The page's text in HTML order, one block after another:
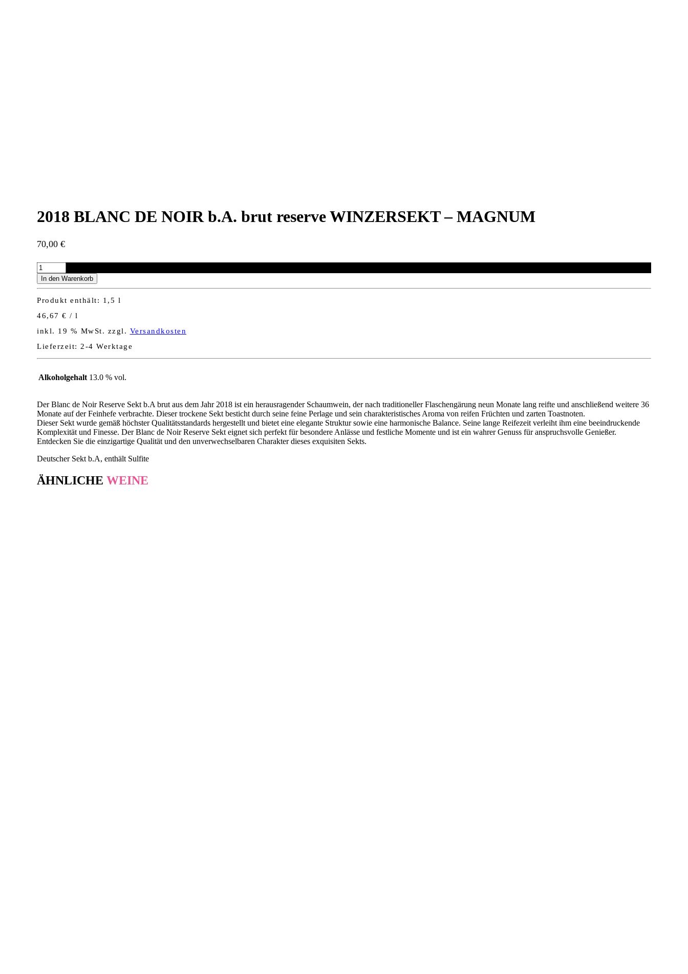
2018 BLANC DE NOIR b.A. brut reserve WINZERSEKT – MAGNUM
70,00 €
2018
BLANC
DE
b.A.
brut
reserve
WINZERSEKT
MAGNUM
Menge
In den Warenkorb
Produkt enthält: 1,5 l
46,67 € / l
inkl. 19 % MwSt. zzgl. Versandkosten
Lieferzeit: 2-4 Werktage
Alkoholgehalt 13.0 % vol.
Der Blanc de Noir Reserve Sekt b.A brut aus dem Jahr 2018 ist ein herausragender Schaumwein, der nach traditioneller Flaschengärung neun Monate lang reifte und anschließend weitere 36
Monate auf der Feinhefe verbrachte. Dieser trockene Sekt besticht durch seine feine Perlage und sein charakteristisches Aroma von reifen Früchten und zarten Toastnoten.
Dieser Sekt wurde gemäß höchster Qualitätsstandards hergestellt und bietet eine elegante Struktur sowie eine harmonische Balance. Seine lange Reifezeit verleiht ihm eine beeindruckende
Komplexität und Finesse. Der Blanc de Noir Reserve Sekt eignet sich perfekt für besondere Anlässe und festliche Momente und ist ein wahrer Genuss für anspruchsvolle Genießer.
Entdecken Sie die einzigartige Qualität und den unverwechselbaren Charakter dieses exquisiten Sekts.
Deutscher Sekt b.A, enthält Sulfite
ÄHNLICHE WEINE